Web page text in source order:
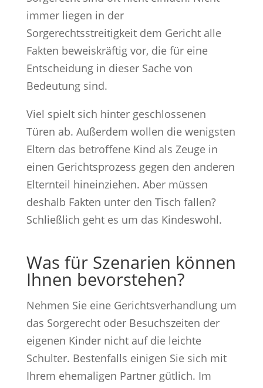
immer liegen in der
Sorgerechtsstreitigkeit dem Gericht alle
Fakten beweiskräftig vor, die für eine
Entscheidung in dieser Sache von
Bedeutung sind.
Viel spielt sich hinter geschlossenen
Türen ab. Außerdem wollen die wenigsten
Eltern das betroffene Kind als Zeuge in
einen Gerichtsprozess gegen den anderen
Elternteil hineinziehen. Aber müssen
deshalb Fakten unter den Tisch fallen?
Schließlich geht es um das Kindeswohl.
Was für Szenarien können
Ihnen bevorstehen?
Nehmen Sie eine Gerichtsverhandlung um
das Sorgerecht oder Besuchszeiten der
eigenen Kinder nicht auf die leichte
Schulter. Bestenfalls einigen Sie sich mit
Ihrem ehemaligen Partner gütlich. Im